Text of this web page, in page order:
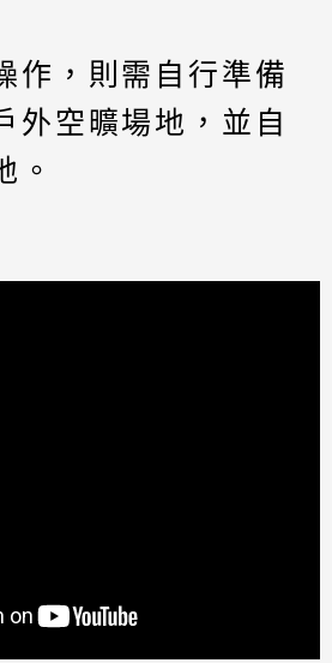
作，則需自行準備
外空曠場地，並自
。